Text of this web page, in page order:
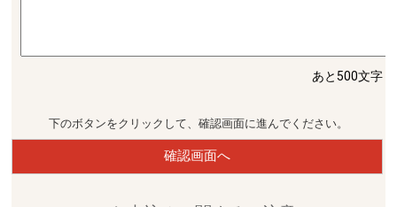
あと500文字
下のボタンをクリックして、確認画面に進んでください。
確認画面へ